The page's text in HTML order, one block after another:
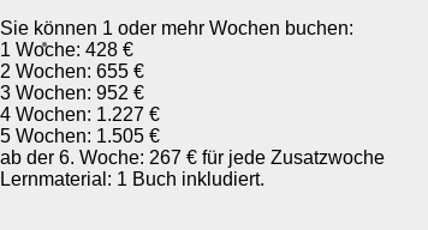
Sie können 1 oder mehr Wochen buchen:
1 Woche: 428 €
2 Wochen: 655 €
3 Wochen: 952 €
4 Wochen: 1.227 €
5 Wochen: 1.505 €
ab der 6. Woche: 267 € für jede Zusatzwoche
Lernmaterial: 1 Buch inkludiert.